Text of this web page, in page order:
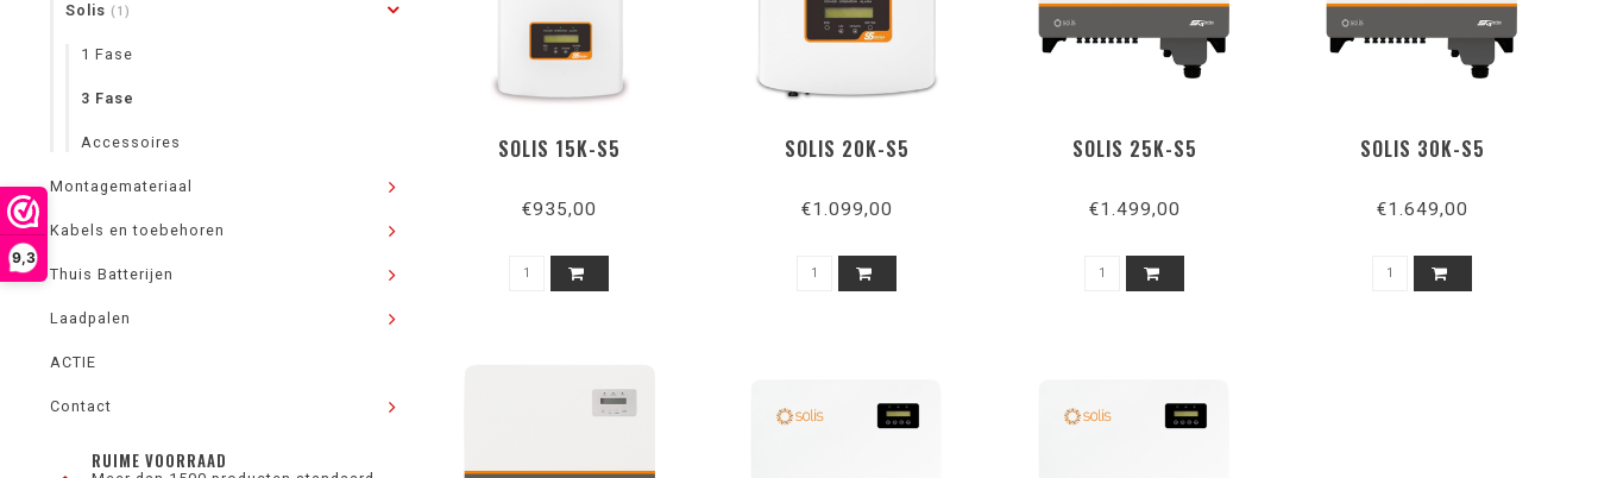
9,3
Solis (1)
1 Fase
3 Fase
Accessoires
Montagemateriaal
Kabels en toebehoren
Thuis Batterijen
Laadpalen
ACTIE
Contact
RUIME VOORRAAD
SOLIS 15K-S5
€935,00
SOLIS 20K-S5
€1.099,00
SOLIS 25K-S5
€1.499,00
SOLIS 30K-S5
€1.649,00